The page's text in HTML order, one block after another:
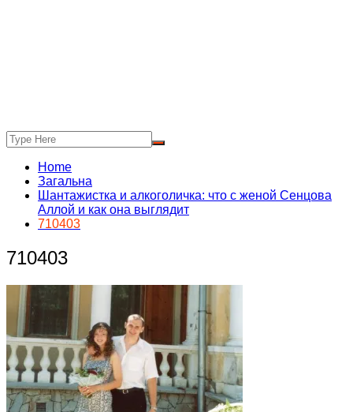
Home
Загальна
Шантажистка и алкоголичка: что с женой Сенцова
Аллой и как она выглядит
710403
710403